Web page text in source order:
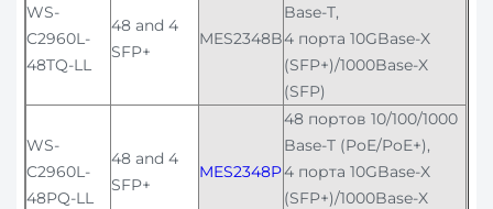
WS-
C2960L-
48TQ-LL
48 and 4
SFP+
MES2348B
Base-T,
4 порта 10GBase-X
(SFP+)/1000Base-X
(SFP)
WS-
C2960L-
48PQ-LL
48 and 4
SFP+
MES2348P
48 портов 10/100/1000
Base-T (PoE/PoE+),
4 порта 10GBase-X
(SFP+)/1000Base-X